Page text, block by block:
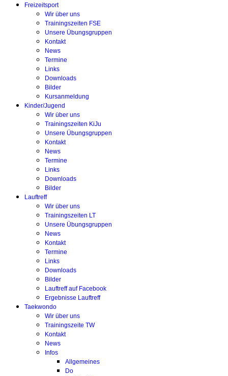
Freizeitsport
Wir über uns
Trainingszeiten FSE
Unsere Übungsgruppen
Kontakt
News
Termine
Links
Downloads
Bilder
Kursanmeldung
Kinder/Jugend
Wir über uns
Trainingszeiten KiJu
Unsere Übungsgruppen
Kontakt
News
Termine
Links
Downloads
Bilder
Lauftreff
Wir über uns
Trainingszeiten LT
Unsere Übungsgruppen
News
Kontakt
Termine
Links
Downloads
Bilder
Lauftreff auf Facebook
Ergebnisse Lauftreff
Taekwondo
Wir über uns
Trainingszeite TW
Kontakt
News
Infos
Allgemeines
Do